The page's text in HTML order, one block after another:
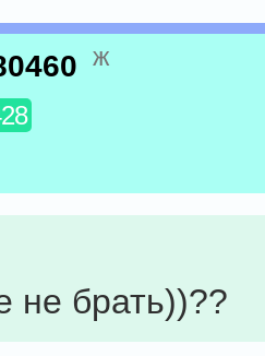
ж
не брать))??